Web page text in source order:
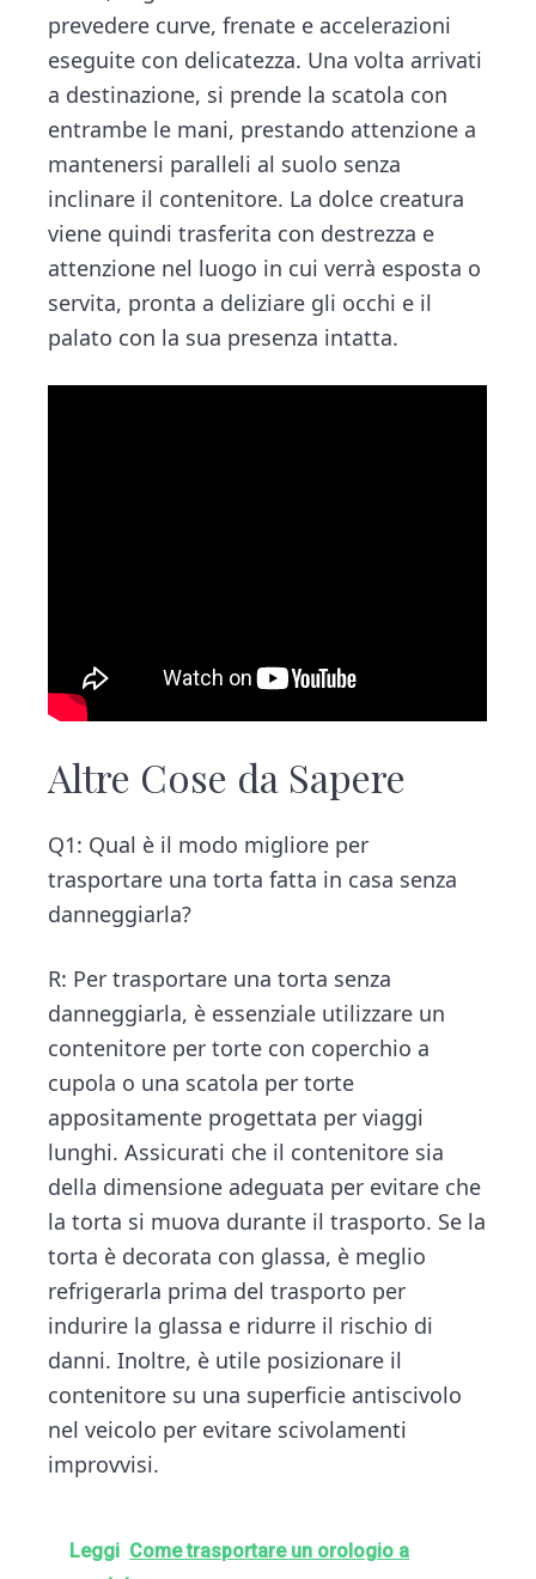
prevedere curve, frenate e accelerazioni
eseguite con delicatezza. Una volta arrivati
a destinazione, si prende la scatola con
entrambe le mani, prestando attenzione a
mantenersi paralleli al suolo senza
inclinare il contenitore. La dolce creatura
viene quindi trasferita con destrezza e
attenzione nel luogo in cui verrà esposta o
servita, pronta a deliziare gli occhi e il
palato con la sua presenza intatta.
Altre Cose da Sapere
Q1: Qual è il modo migliore per
trasportare una torta fatta in casa senza
danneggiarla?
R: Per trasportare una torta senza
danneggiarla, è essenziale utilizzare un
contenitore per torte con coperchio a
cupola o una scatola per torte
appositamente progettata per viaggi
lunghi. Assicurati che il contenitore sia
della dimensione adeguata per evitare che
la torta si muova durante il trasporto. Se la
torta è decorata con glassa, è meglio
refrigerarla prima del trasporto per
indurire la glassa e ridurre il rischio di
danni. Inoltre, è utile posizionare il
contenitore su una superficie antiscivolo
nel veicolo per evitare scivolamenti
improvvisi.
Leggi Come trasportare un orologio a